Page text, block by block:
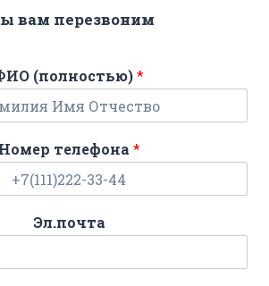
вам перезвоним
(полностью)*
Номер телефона *
Эл.почта